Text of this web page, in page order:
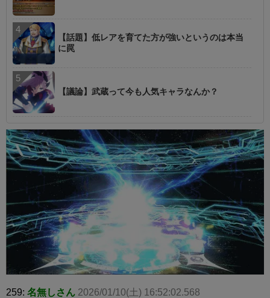
【話題】低レアを育てた方が強いというのは本当
に罠
【議論】武蔵って今も人気キャラなんか？
259: 名無しさん 2026/01/10(土) 16:52:02.568